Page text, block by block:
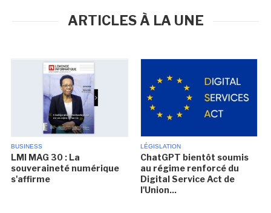
ARTICLES À LA UNE
BUSINESS
LMI MAG 30 : La
souveraineté numérique
s'affirme
LÉGISLATION
ChatGPT bientôt soumis
au régime renforcé du
Digital Service Act de
l'Union...